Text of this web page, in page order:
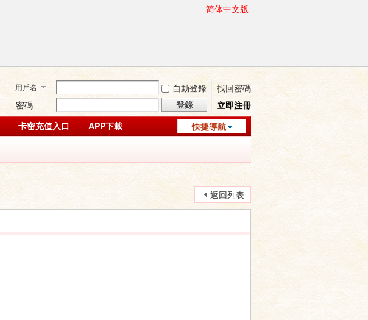
简体中文版
用戶名 自動登錄
找回密碼
密碼
登錄
立即注冊
快捷導航
卡密充值入口
APP下載
返回列表